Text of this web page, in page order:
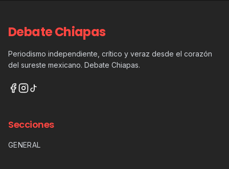
Debate Chiapas
Periodismo independiente, crítico y veraz desde el corazón
del sureste mexicano. Debate Chiapas.
Secciones
GENERAL